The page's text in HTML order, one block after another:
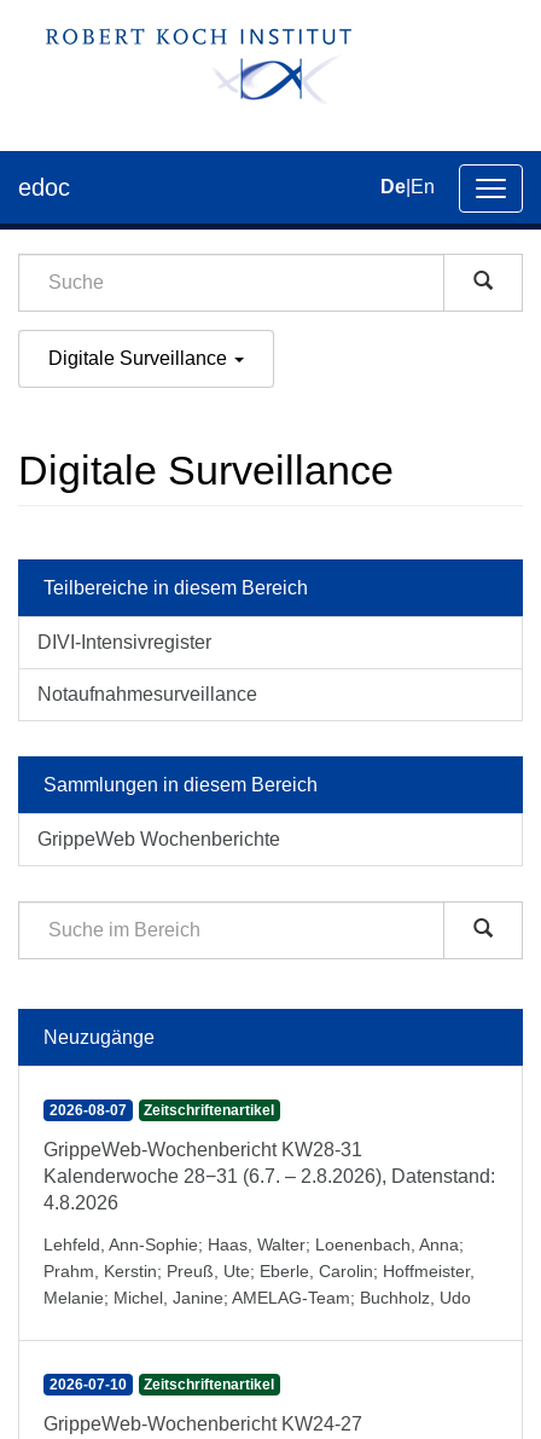
der
edoc De En
Digitale Surveillance
Digitale Surveillance
Teilbereiche in diesem Bereich
DIVI-Intensivregister
Notaufnahmesurveillance
Sammlungen in diesem Bereich
GrippeWeb Wochenberichte
Neuzugänge
2026-08-07 Zeitschriftenartikel
GrippeWeb-Wochenbericht KW28-31
Kalenderwoche 28−31 (6.7. – 2.8.2026), Datenstand:
4.8.2026
Lehfeld, Ann-Sophie; Haas, Walter; Loenenbach, Anna;
Prahm, Kerstin; Preuß, Ute; Eberle, Carolin; Hoffmeister,
Melanie; Michel, Janine; AMELAG-Team; Buchholz, Udo
2026-07-10 Zeitschriftenartikel
GrippeWeb-Wochenbericht KW24-27